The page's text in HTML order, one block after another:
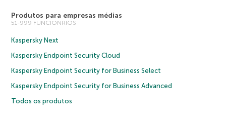
Produtos para empresas médias
51-999 FUNCIONRIOS
Kaspersky Next
Kaspersky Endpoint Security Cloud
Kaspersky Endpoint Security for Business Select
Kaspersky Endpoint Security for Business Advanced
Todos os produtos